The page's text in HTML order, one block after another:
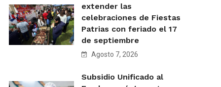
extender las
celebraciones de Fiestas
Patrias con feriado el 17
de septiembre
Agosto 7, 2026
Subsidio Unificado al